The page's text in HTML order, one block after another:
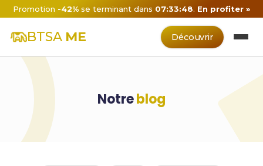
Promotion -42% se terminant dans 07:33:48. En profiter »
BTSA ME Découvrir
Notreblog